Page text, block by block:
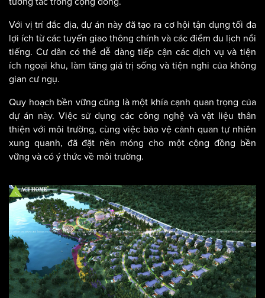
Với vị trí đắc địa, dự án này đã tạo ra cơ hội tận dụng tối đa
lợi ích từ các tuyến giao thông chính và các điểm du lịch nổi
tiếng. Cư dân có thể dễ dàng tiếp cận các dịch vụ và tiện
ích ngoại khu, làm tăng giá trị sống và tiện nghi của không
gian cư ngụ.
Quy hoạch bền vững cũng là một khía cạnh quan trọng của
dự án này. Việc sử dụng các công nghệ và vật liệu thân
thiện với môi trường, cùng việc bảo vệ cảnh quan tự nhiên
xung quanh, đã đặt nền móng cho một cộng đồng bền
vững và có ý thức về môi trường.